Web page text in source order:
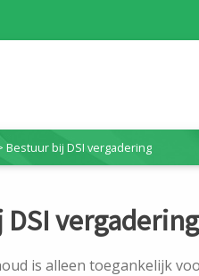
Bestuur bij DSI vergadering
vergadering
is alleen toegankelijk